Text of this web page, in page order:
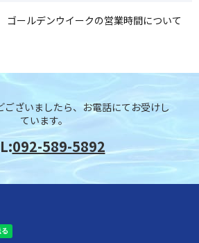
ゴールデンウイークの営業時間について
ございましたら、お電話にてお受けし
ています。
092-589-5892